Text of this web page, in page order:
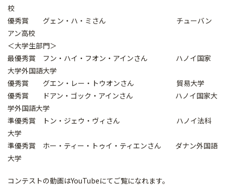
校
優秀賞 グェン・ハ・ミさん チューバン
アン高校
＜大学生部門＞
最優秀賞 フン・ハイ・フオン・アインさん ハノイ国家
大学外国語大学
優秀賞 グエン・レー・トウオンさん 貿易大学
優秀賞 ドアン・ゴック・アインさん ハノイ国家大
学外国語大学
準優秀賞 トン・ジェウ・ヴィさん ハノイ法科
大学
準優秀賞 ホー・ティー・トゥイ・ティエンさん ダナン外国語
大学
コンテストの動画はYouTubeにてご覧になれます。